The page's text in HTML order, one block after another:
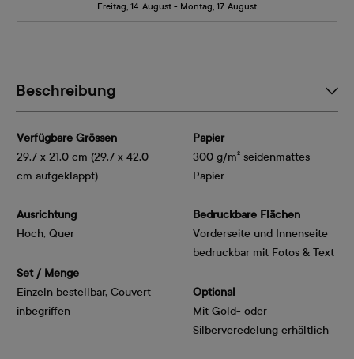
Freitag, 14. August - Montag, 17. August
Beschreibung
Verfügbare Grössen
29.7 x 21.0 cm (29.7 x 42.0
cm aufgeklappt)
Ausrichtung
Hoch, Quer
Set / Menge
Einzeln bestellbar, Couvert
inbegriffen
Papier
300 g/m² seidenmattes
Papier
Bedruckbare Flächen
Vorderseite und Innenseite
bedruckbar mit Fotos & Text
Optional
Mit Gold- oder
Silberveredelung erhältlich